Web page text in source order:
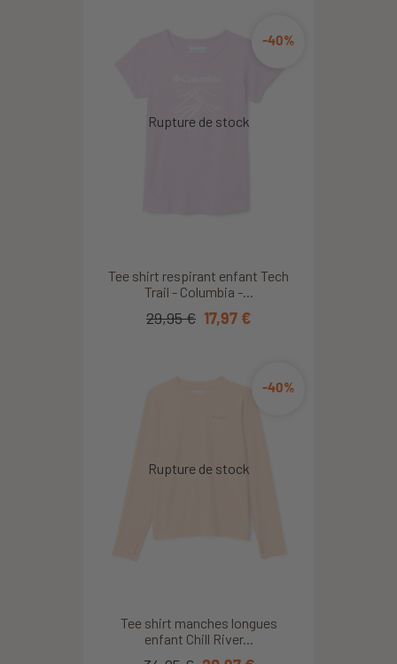
Tee shirt respirant enfant Tech
Trail - Columbia -...
-40%
29,95 € 17,97 €
Tee shirt manches longues
enfant Chill River...
-40%